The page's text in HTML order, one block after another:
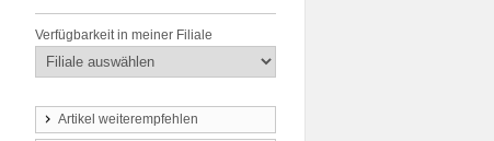
Verfügbarkeit in meiner Filiale
Artikel weiterempfehlen